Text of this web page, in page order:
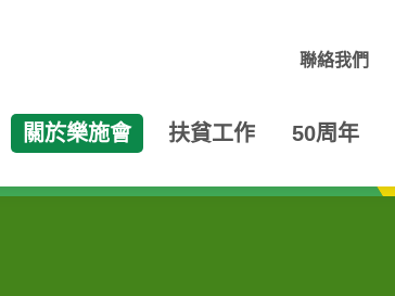
聯絡我們
關於樂施會 扶貧工作 50周年